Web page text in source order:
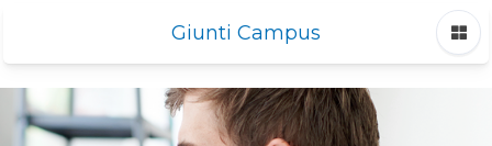
Giunti Campus